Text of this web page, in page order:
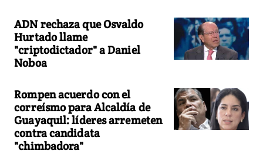
ADN rechaza que Osvaldo
Hurtado llame
"criptodictador" a Daniel
Noboa
Rompen acuerdo con el
correísmo para Alcaldía de
Guayaquil: líderes arremeten
contra candidata
"chimbadora"